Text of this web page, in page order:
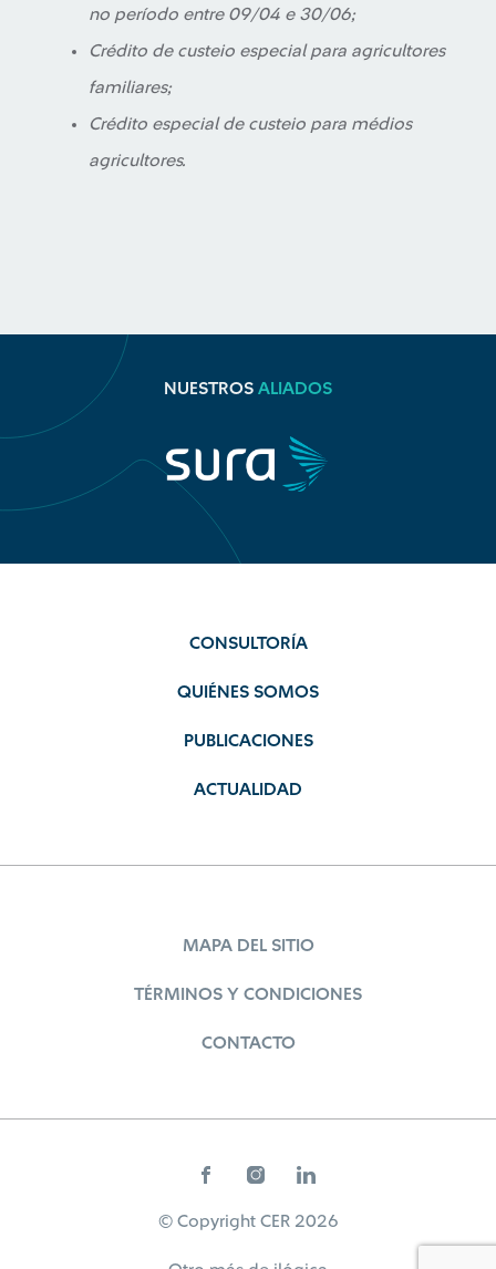
no período entre 09/04 e 30/06;
Crédito de custeio especial para agricultores
familiares;
Crédito especial de custeio para médios
agricultores.
NUESTROS ALIADOS
CONSULTORÍA
QUIÉNES SOMOS
PUBLICACIONES
ACTUALIDAD
MAPA DEL SITIO
TÉRMINOS Y CONDICIONES
CONTACTO
© Copyright CER 2026